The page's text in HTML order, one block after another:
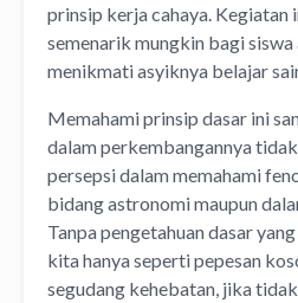
prinsip kerja cahaya. Kegiatan
semenarik mungkin bagi
menikmati asyiknya belajar
Memahami prinsip dasar ini
dalam perkembangannya
persepsi dalam memahami
bidang astronomi maupun
Tanpa pengetahuan dasar
kita hanya seperti pepesan
segudang kehebatan, jika